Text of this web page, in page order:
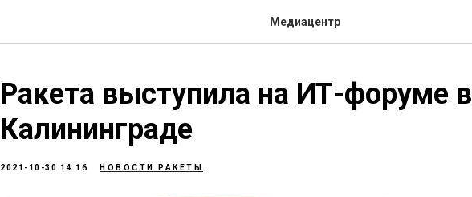
Медиацентр
Ракета выступила на ИТ-форуме в
Калининграде
2021-10-30 14:16 НОВОСТИ РАКЕТЫ